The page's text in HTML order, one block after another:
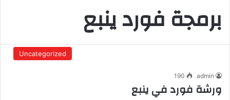
برمجة فورد ينبع
Uncategorized
admin
190
ورشة فورد في ينبع